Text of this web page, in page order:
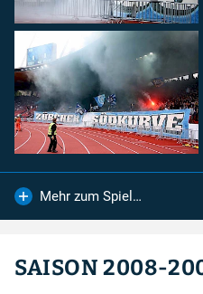
Zürcher
8000
...sind wir
Bei Fragen
Mehr zum Spiel…
SAISON 2008-